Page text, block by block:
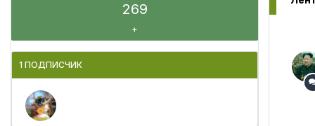
269
+
1 ПОДПИСЧИК